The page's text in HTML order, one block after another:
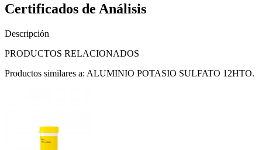
Certificados de Análisis
Descripción
PRODUCTOS RELACIONADOS
Productos similares a: ALUMINIO POTASIO SULFATO 12HTO.